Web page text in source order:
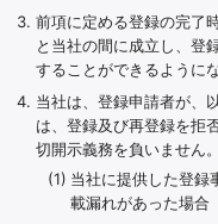
前項に定める登録の完了
と当社の間に成立し、登
することができるように
当社は、登録申請者が、
は、登録及び再登録を拒
切開示義務を負いません。
当社に提供した登録
載漏れがあった場合